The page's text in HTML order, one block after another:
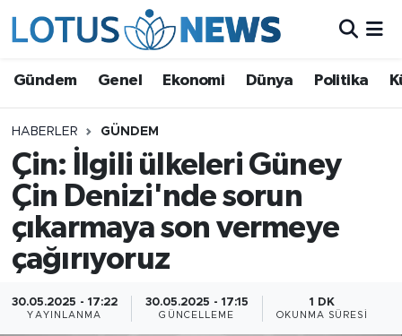
Gündem Genel Ekonomi Dünya Politika
HABERLER GÜNDEM
Çin: İlgili ülkeleri Güney
Çin Denizi'nde sorun
çıkarmaya son vermeye
çağırıyoruz
30.05.2025 - 17:22
YAYINLANMA
30.05.2025 - 17:15
GÜNCELLEME
1 DK
OKUNMA SÜRESI
Ekonomi
Dünya
Politika
Kültür - Sanat ve Tarih
Yaşam